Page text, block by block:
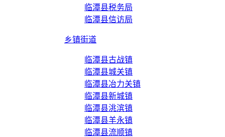
临潭县税务局
临潭县信访局
乡镇街道
临潭县古战镇
临潭县城关镇
临潭县冶力关镇
临潭县新城镇
临潭县洮滨镇
临潭县羊永镇
临潭县流顺镇